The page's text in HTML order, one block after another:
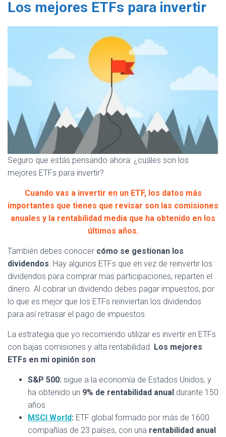
Los mejores ETFs para invertir
Seguro que estás pensando ahora: ¿cuáles son los
mejores ETFs para invertir?
Cuando vas a invertir en un ETF, los datos más
importantes que tienes que revisar son las comisiones
anuales y la rentabilidad media que ha obtenido en los
últimos años.
También debes conocer cómo se gestionan los
dividendos. Hay algunos ETFs que en vez de reinvertir los
dividendos para comprar mas participaciones, reparten el
dinero. Al cobrar un dividendo debes pagar impuestos, por
lo que es mejor que los ETFs reinviertan los dividendos
para así retrasar el pago de impuestos.
La estrategia que yo recomiendo utilizar es invertir en ETFs
con bajas comisiones y alta rentabilidad. Los mejores
ETFs en mi opinión son:
S&P 500: sigue a la economía de Estados Unidos, y
ha obtenido un 9% de rentabilidad anual durante 150
años
MSCI World: ETF global formado por más de 1600
compañías de 23 países, con una rentabilidad anual